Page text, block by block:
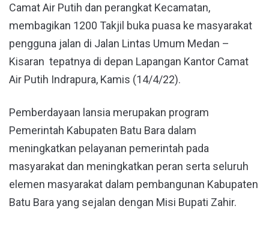
Camat Air Putih dan perangkat Kecamatan,
membagikan 1200 Takjil buka puasa ke masyarakat
pengguna jalan di Jalan Lintas Umum Medan –
Kisaran tepatnya di depan Lapangan Kantor Camat
Air Putih Indrapura, Kamis (14/4/22).
Pemberdayaan lansia merupakan program
Pemerintah Kabupaten Batu Bara dalam
meningkatkan pelayanan pemerintah pada
masyarakat dan meningkatkan peran serta seluruh
elemen masyarakat dalam pembangunan Kabupaten
Batu Bara yang sejalan dengan Misi Bupati Zahir.